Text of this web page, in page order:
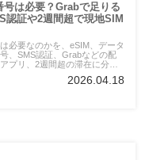
号は必要？Grabで足りる
認証や2週間超で現地SIM
必要なのかを、eSIM、データ
、SMS認証、Grabなどの配
プリ、2週間超の滞在に分け
考えたい場面を解説します。
2026.04.18